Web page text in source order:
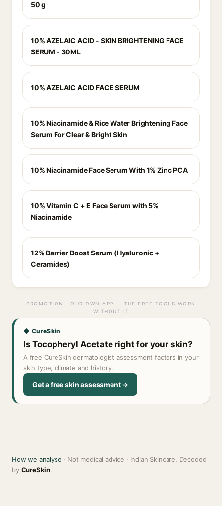
50 g
10% AZELAIC ACID - SKIN BRIGHTENING FACE
SERUM - 30ML
10% AZELAIC ACID FACE SERUM
10% Niacinamide & Rice Water Brightening Face
Serum For Clear & Bright Skin
10% Niacinamide Face Serum With 1% Zinc PCA
10% Vitamin C + E Face Serum with 5%
Niacinamide
12% Barrier Boost Serum (Hyaluronic +
Ceramides)
PROMOTION · OUR OWN APP — THE FREE TOOLS WORK
WITHOUT IT
◆ CureSkin
Is Tocopheryl Acetate right for your skin?
A free CureSkin dermatologist assessment factors in your
skin type, climate and history.
Get a free skin assessment →
How we analyse · Not medical advice · Indian Skincare, Decoded
by CureSkin.